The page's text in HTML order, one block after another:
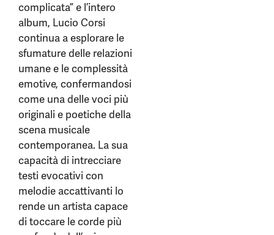
complicata” e l’intero
album, Lucio Corsi
continua a esplorare le
sfumature delle relazioni
umane e le complessità
emotive, confermandosi
come una delle voci più
originali e poetiche della
scena musicale
contemporanea. La sua
capacità di intrecciare
testi evocativi con
melodie accattivanti lo
rende un artista capace
di toccare le corde più